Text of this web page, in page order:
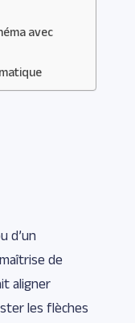
avec
d’un
de
aligner
les flèches